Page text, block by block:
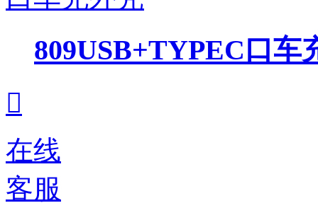
809USB+TYPEC口车

在线
客服